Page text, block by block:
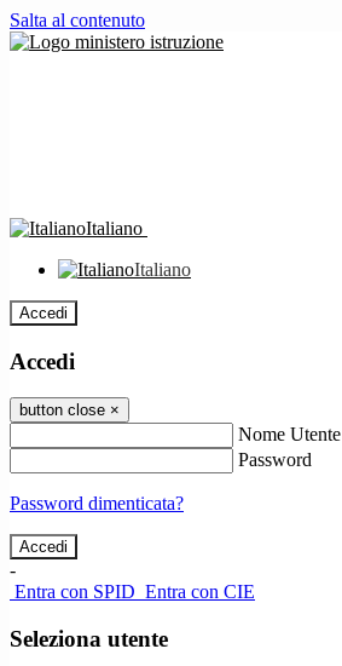
Salta al contenuto
Italiano
Italiano
Accedi
Accedi
button close ×
Nome Utente
Password
Password dimenticata?
-
Entra con SPID Entra con CIE
Seleziona utente